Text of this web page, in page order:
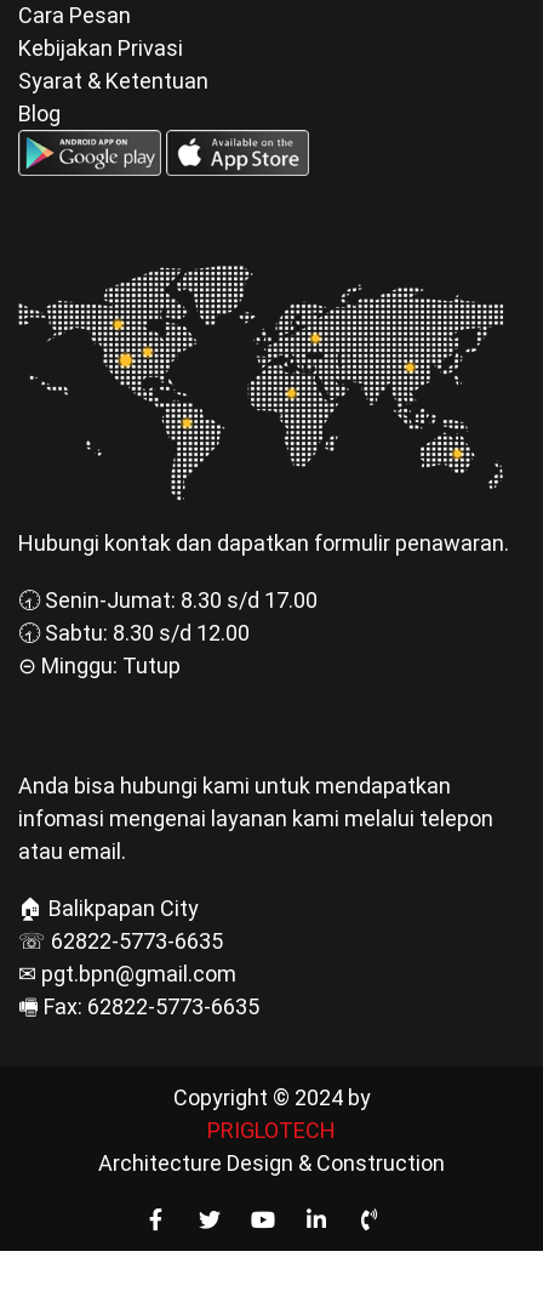
Cara Pesan
Kebijakan Privasi
Syarat & Ketentuan
Blog
Hubungi kontak dan dapatkan formulir penawaran.
🕣 Senin-Jumat: 8.30 s/d 17.00
🕣 Sabtu: 8.30 s/d 12.00
⊝ Minggu: Tutup
Anda bisa hubungi kami untuk mendapatkan
infomasi mengenai layanan kami melalui telepon
atau email.
🏠 Balikpapan City
☏ 62822-5773-6635
✉ pgt.bpn@gmail.com
🖷 Fax: 62822-5773-6635
Copyright © 2024 by
PRIGLOTECH
Architecture Design & Construction